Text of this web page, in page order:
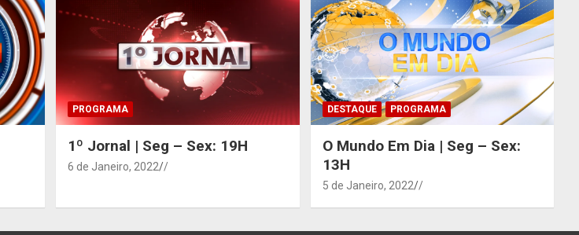
PROGRAMA
1º Jornal | Seg – Sex: 19H
6 de Janeiro, 2022 /
DESTAQUE PROGRAMA
O Mundo Em Dia | Seg – Sex:
13H
5 de Janeiro, 2022 /